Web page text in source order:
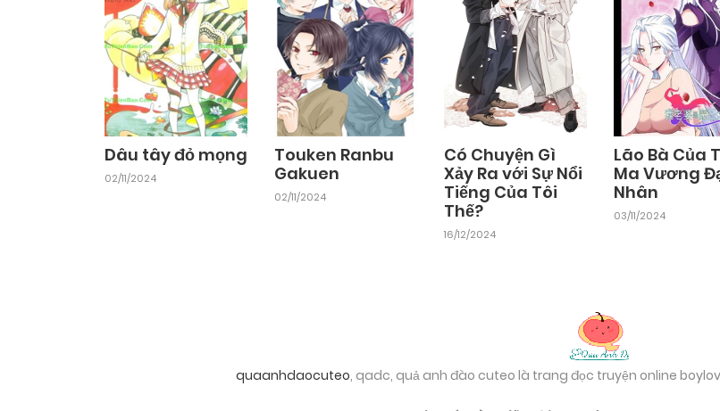
Dâu tây đỏ mọng
02/11/2024
Touken Ranbu
Gakuen
02/11/2024
Có Chuyện Gì
Xảy Ra với Sự Nổi
Tiếng Của Tôi
Thế?
16/12/2024
Lão Bà Của
Ma Vương
Nhân
03/11/2024
quaanhdaocuteo, qadc, quả anh đào cuteo là trang đọc truyện online